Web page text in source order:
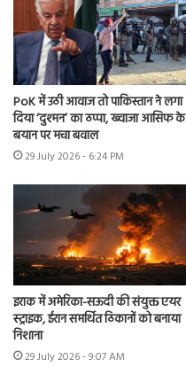
PoK में उठी आवाज तो पाकिस्तान ने लगा
दिया ‘दुश्मन’ का ठप्पा, ख्वाजा आसिफ के
बयान पर मचा बवाल
29 July 2026 - 6:24 PM
इराक में अमेरिका-सऊदी की संयुक्त एयर
स्ट्राइक, ईरान समर्थित ठिकानों को बनाया
निशाना
29 July 2026 - 9:07 AM